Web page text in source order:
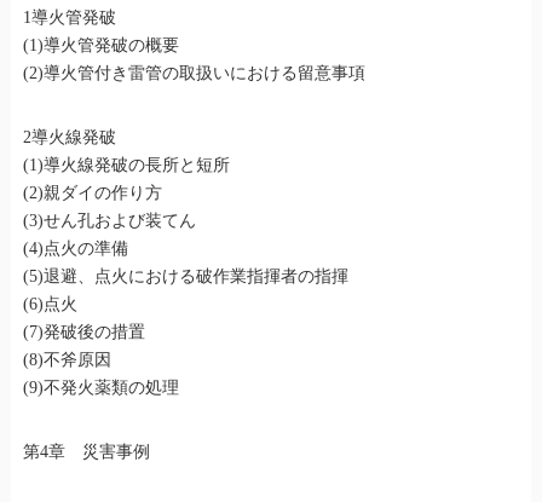
1導火管発破
(1)導火管発破の概要
(2)導火管付き雷管の取扱いにおける留意事項
2導火線発破
(1)導火線発破の長所と短所
(2)親ダイの作り方
(3)せん孔および装てん
(4)点火の準備
(5)退避、点火における破作業指揮者の指揮
(6)点火
(7)発破後の措置
(8)不斧原因
(9)不発火薬類の処理
第4章 災害事例